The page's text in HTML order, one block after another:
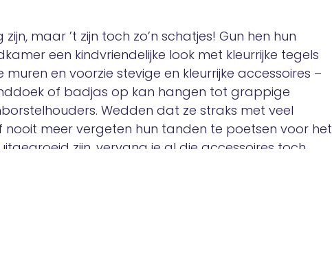
maar ’t zijn toch zo’n schatjes! Gun hen hun
een kindvriendelijke look met kleurrijke tegels
en voorzie stevige en kleurrijke accessoires –
of badjas op kan hangen tot grappige
Wedden dat ze straks met veel
nooit meer vergeten hun tanden te poetsen voor het
zijn, vervang je al die accessoires toch